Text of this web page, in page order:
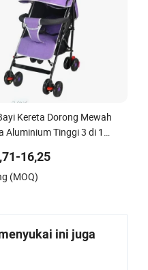
Kereta Dorong Mewah
Aluminium Tinggi 3 di 1
16,25
(MOQ)
ini juga